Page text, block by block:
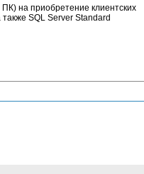
на приобретение клиентских
SQL Server Standard